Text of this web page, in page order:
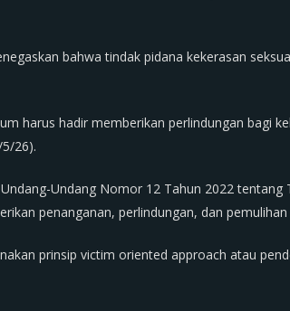
bahwa tindak pidana kekerasan
harus hadir memberikan perlindungan bagi
26).
Undang Nomor 12 Tahun 2022 tentang
penanganan, perlindungan, dan
prinsip victim oriented approach atau